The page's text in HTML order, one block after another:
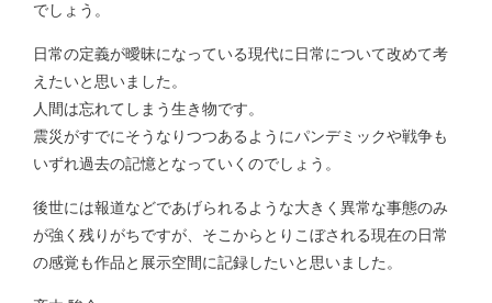
でしょう。
日常の定義が曖昧になっている現代に日常について改めて考
えたいと思いました。
人間は忘れてしまう生き物です。
震災がすでにそうなりつつあるようにパンデミックや戦争も
いずれ過去の記憶となっていくのでしょう。
後世には報道などであげられるような大きく異常な事態のみ
が強く残りがちですが、そこからとりこぼされる現在の日常
の感覚も作品と展示空間に記録したいと思いました。